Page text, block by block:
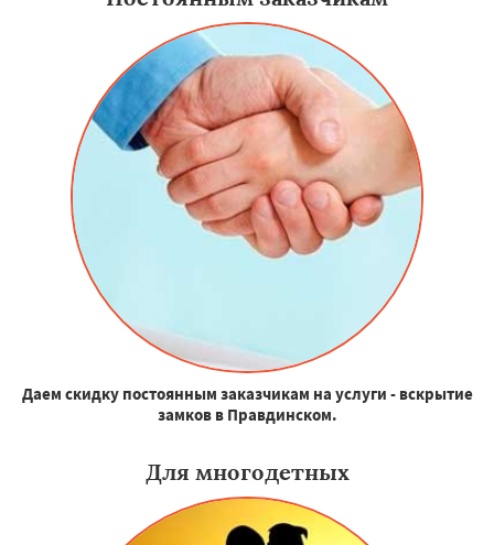
Даем скидку постоянным заказчикам на услуги - вскрытие
замков в Правдинском.
Для многодетных